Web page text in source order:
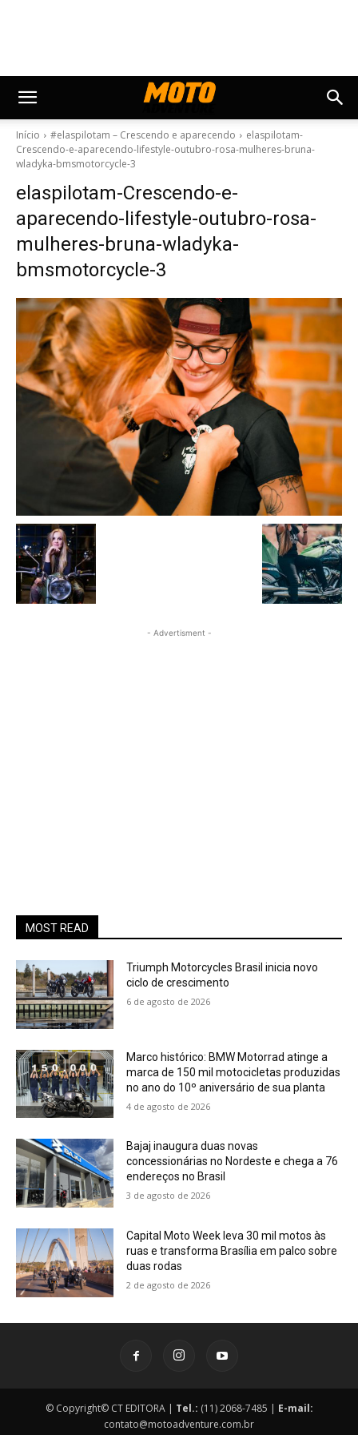
Início #elaspilotam – Crescendo e aparecendo
elaspilotam-
Crescendo-e-aparecendo-lifestyle-outubro-rosa-mulheres-bruna-
wladyka-bmsmotorcycle-3
elaspilotam-Crescendo-e-
aparecendo-lifestyle-outubro-rosa-
mulheres-bruna-wladyka-
bmsmotorcycle-3
- Advertisment -
MOST READ
Triumph Motorcycles Brasil inicia novo
ciclo de crescimento
6 de agosto de 2026
Marco histórico: BMW Motorrad atinge a
marca de 150 mil motocicletas produzidas
no ano do 10º aniversário de sua planta
4 de agosto de 2026
Bajaj inaugura duas novas
concessionárias no Nordeste e chega a 76
endereços no Brasil
3 de agosto de 2026
Capital Moto Week leva 30 mil motos às
ruas e transforma Brasília em palco sobre
duas rodas
2 de agosto de 2026
© Copyright© CT EDITORA | Tel.: (11) 2068-7485 | E-mail:
contato@motoadventure.com.br